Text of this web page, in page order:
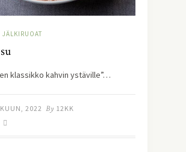
JÄLKIRUOAT
klassikko kahvin ystäville”…
2022 By 12KK